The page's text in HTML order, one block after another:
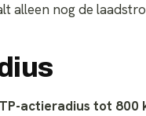
alleen nog de
actieradius tot 800